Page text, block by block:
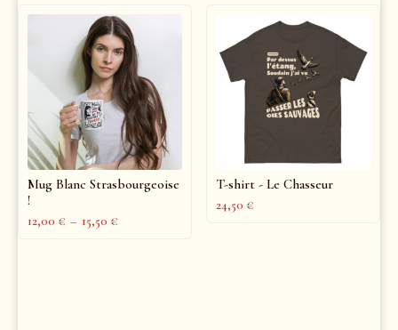
Mug Blanc Strasbourgeoise
!
12,00 € – 15,50 €
T-shirt - Le Chasseur
24,50 €